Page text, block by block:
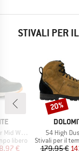
STIVALI PER
libero
ridotto
€
Articolo
54 High
Gruppo di
Stivali per il
179,95 €
Sconto
20%